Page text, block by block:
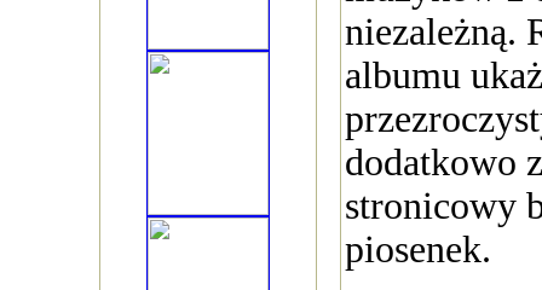
niezależną.
albumu
dodatkowo
stronicowy
piosenek.